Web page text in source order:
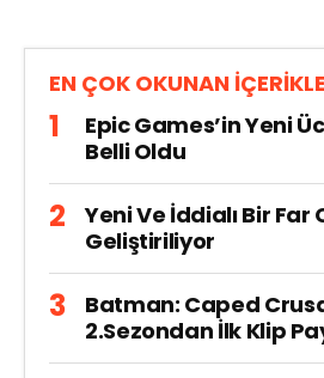
EN ÇOK OKUNAN
Epic Games’in Yeni
Belli Oldu
Yeni Ve İddialı Bir Far
Geliştiriliyor
Batman: Caped
2.Sezondan İlk Klip